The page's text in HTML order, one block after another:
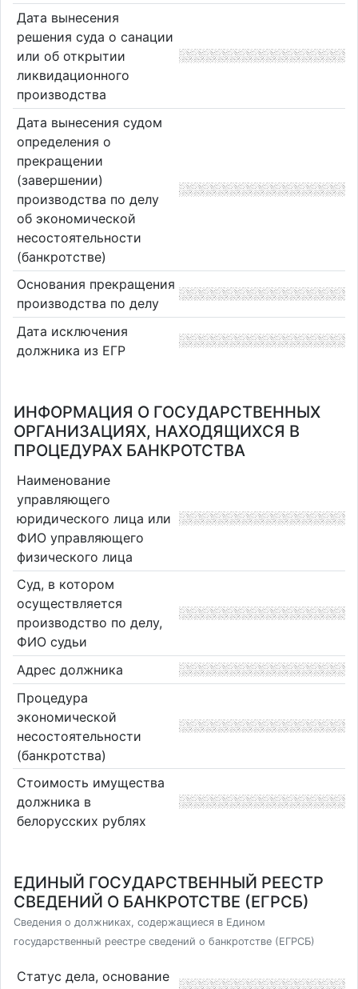
Дата вынесения
решения суда о санации
или об открытии
ликвидационного
производства
Дата вынесения судом
определения о
прекращении
(завершении)
производства по делу
об экономической
несостоятельности
(банкротстве)
Основания прекращения
производства по делу
Дата исключения
должника из ЕГР
ИНФОРМАЦИЯ О ГОСУДАРСТВЕННЫХ
ОРГАНИЗАЦИЯХ, НАХОДЯЩИХСЯ В
ПРОЦЕДУРАХ БАНКРОТСТВА
Наименование
управляющего
юридического лица или
ФИО управляющего
физического лица
Суд, в котором
осуществляется
производство по делу,
ФИО судьи
Адрес должника
Процедура
экономической
несостоятельности
(банкротства)
Стоимость имущества
должника в
белорусских рублях
ЕДИНЫЙ ГОСУДАРСТВЕННЫЙ РЕЕСТР
СВЕДЕНИЙ О БАНКРОТСТВЕ (ЕГРСБ)
Сведения о должниках, содержащиеся в Едином
государственный реестре сведений о банкротстве (ЕГРСБ)
Статус дела, основание